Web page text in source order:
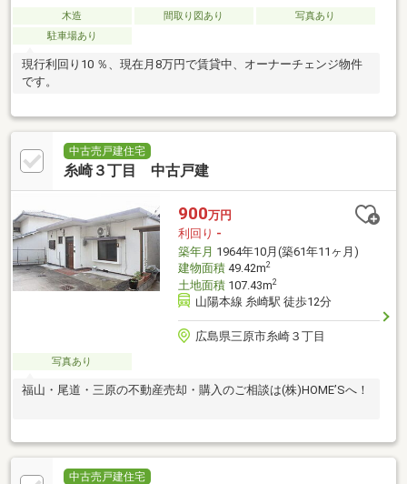
木造 間取り図あり
写真あり
駐車場あり
現行利回り10 ％、現在月8万円で賃貸中、オーナーチェンジ物件
です。
中古売戸建住宅
糸崎３丁目 中古戸建
900万円
利回り -
築年月 1964年10月(築61年11ヶ月)
建物面積49.42m2
土地面積107.43m2
山陽本線 糸崎駅 徒歩12分
広島県三原市糸崎３丁目
写真あり
福山・尾道・三原の不動産売却・購入のご相談は(株)HOME’Sへ！
中古売戸建住宅